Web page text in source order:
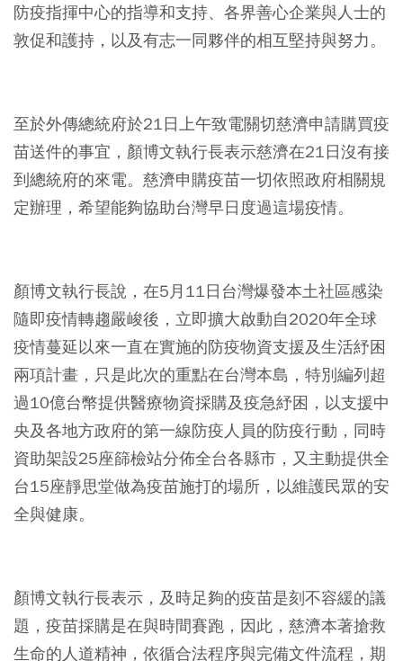
防疫指揮中心的指導和支持、各界善心企業與人士的
敦促和護持，以及有志一同夥伴的相互堅持與努力。
至於外傳總統府於21日上午致電關切慈濟申請購買疫
苗送件的事宜，顏博文執行長表示慈濟在21日沒有接
到總統府的來電。慈濟申購疫苗一切依照政府相關規
定辦理，希望能夠協助台灣早日度過這場疫情。
顏博文執行長說，在5月11日台灣爆發本土社區感染
隨即疫情轉趨嚴峻後，立即擴大啟動自2020年全球
疫情蔓延以來一直在實施的防疫物資支援及生活紓困
兩項計畫，只是此次的重點在台灣本島，特別編列超
過10億台幣提供醫療物資採購及疫急紓困，以支援中
央及各地方政府的第一線防疫人員的防疫行動，同時
資助架設25座篩檢站分佈全台各縣市，又主動提供全
台15座靜思堂做為疫苗施打的場所，以維護民眾的安
全與健康。
顏博文執行長表示，及時足夠的疫苗是刻不容緩的議
題，疫苗採購是在與時間賽跑，因此，慈濟本著搶救
生命的人道精神，依循合法程序與完備文件流程，期